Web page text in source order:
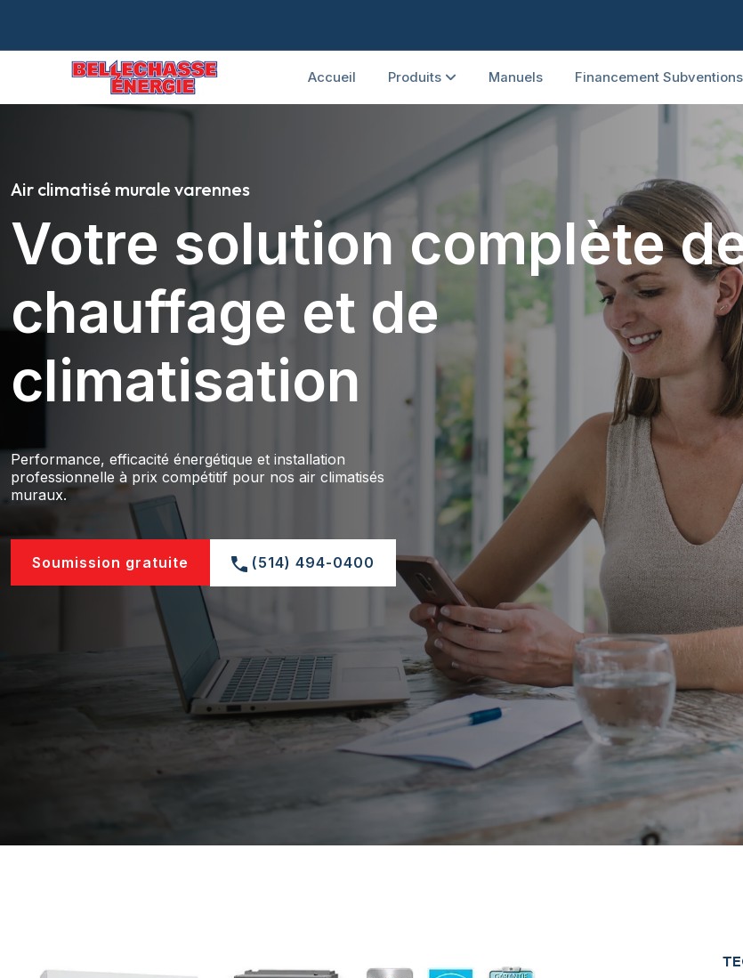
Accueil Produits Manuels Financement Subventions
Air climatisé murale varennes
Votre solution complète
chauffage et de
climatisation
Performance, efficacité énergétique et installation
professionnelle à prix compétitif pour nos air climatisés
muraux.
Soumission gratuite (514) 494-0400